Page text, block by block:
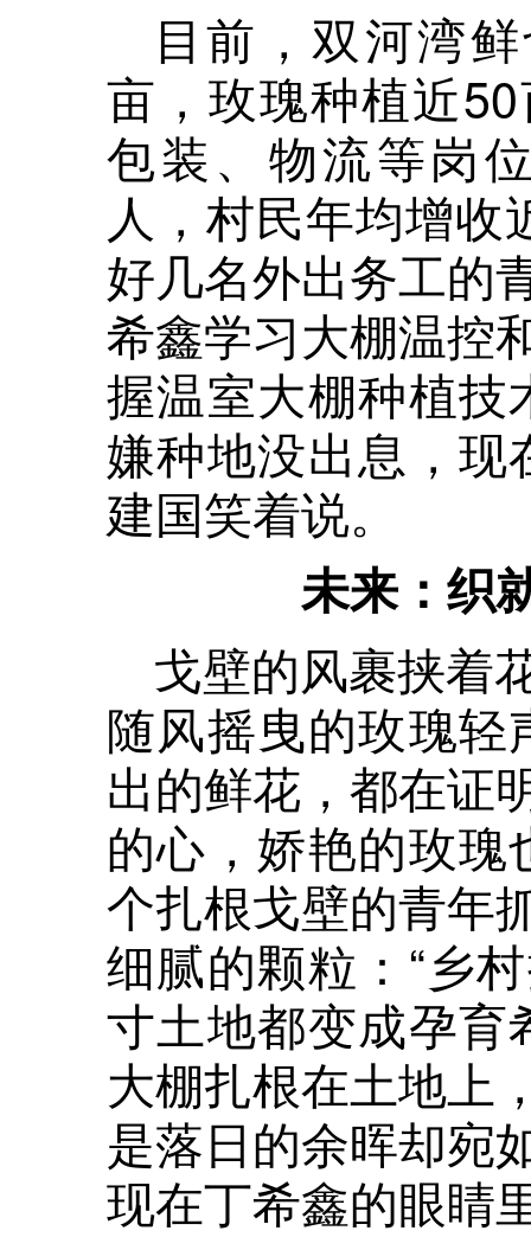
目前，双河湾
亩，玫瑰种植近
包装、物流等岗
人，村民年均增
好几名外出务工的
希鑫学习大棚温控
握温室大棚种植技
嫌种地没出息，现
建国笑着说。
未来：织
戈壁的风裹挟着
随风摇曳的玫瑰轻
出的鲜花，都在证
的心，娇艳的玫瑰
个扎根戈壁的青年
细腻的颗粒：“乡
寸土地都变成孕育
大棚扎根在土地上
是落日的余晖却宛
现在丁希鑫的眼睛